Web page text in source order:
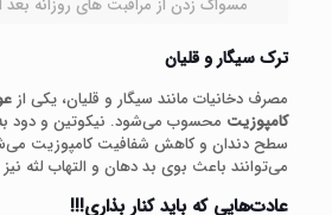
مسواک زدن از مراقبت های روزانه بعد
ترک سیگار و قلیان
مصرف دخانیات مانند سیگار و قلیان، یکی از
کامپوزیت محسوب می‌شود. نیکوتین و دود
سطح دندان و کاهش شفافیت کامپوزیت
می‌توانند باعث بوی بد دهان و التهاب لثه
عادت‌هایی که باید کنار بذاری!!!